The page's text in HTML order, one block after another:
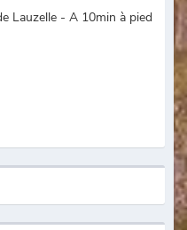
Lauzelle - A 10min à pied